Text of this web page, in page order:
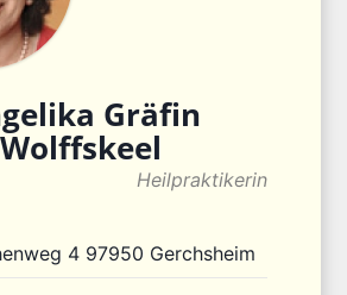
Gräfin
Wolffskeel
Heilpraktikerin
4 97950 Gerchsheim